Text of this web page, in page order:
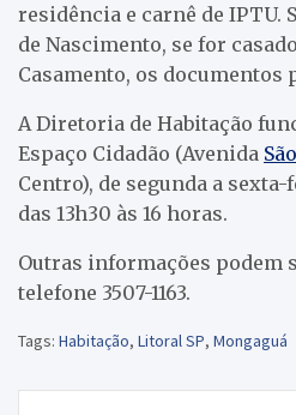
residência e carnê de IPTU.
de Nascimento, se for
Casamento, os documentos
A Diretoria de Habitação
Espaço Cidadão (Avenida
Centro), de segunda a sexta-
das 13h30 às 16 horas.
Outras informações podem
telefone 3507-1163.
Tags: Habitação, Litoral SP, Mongaguá